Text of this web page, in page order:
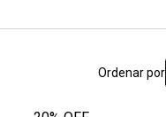
Ordenar por